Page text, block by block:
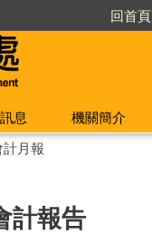
回首頁
息 機關簡介
計月報
計報告